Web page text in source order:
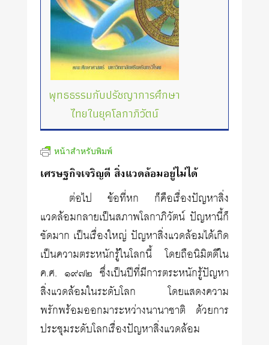
พุทธธรรมกับปรัชญาการศึกษา
ไทยในยุคโลกาภิวัตน์
หน้าสำหรับพิมพ์
เศรษฐกิจเจริญดี สิ่งแวดล้อมอยู่ไม่ได้
ต่อไป ข้อที่หก ก็คือเรื่องปัญหาสิ่ง
แวดล้อมกลายเป็นสภาพโลกาภิวัตน์ ปัญหานี้ก็
ชัดมาก เป็นเรื่องใหญ่ ปัญหาสิ่งแวดล้อมได้เกิด
เป็นความตระหนักรู้ในโลกนี้ โดยถือนิมิตดีใน
ค.ศ. ๑๙๗๒ ซึ่งเป็นปีที่มีการตระหนักรู้ปัญหา
สิ่งแวดล้อมในระดับโลก โดยแสดงความ
พรักพร้อมออกมาระหว่างนานาชาติ ด้วยการ
ประชุมระดับโลกเรื่องปัญหาสิ่งแวดล้อม